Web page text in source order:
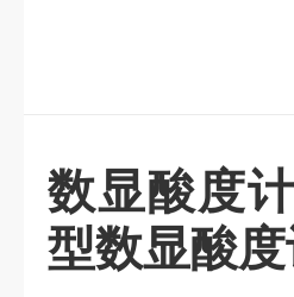
数显酸度
型数显酸